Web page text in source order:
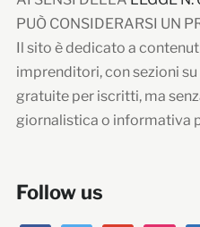
PUÒ CONSIDERARSI UN
Il sito è dedicato a
imprenditori, con sezioni
gratuite per iscritti, ma
giornalistica o informativa
Follow us